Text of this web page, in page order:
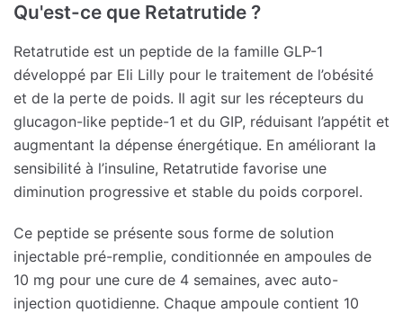
Qu'est-ce que Retatrutide ?
Retatrutide est un peptide de la famille GLP-1
développé par Eli Lilly pour le traitement de l’obésité
et de la perte de poids. Il agit sur les récepteurs du
glucagon-like peptide-1 et du GIP, réduisant l’appétit et
augmentant la dépense énergétique. En améliorant la
sensibilité à l’insuline, Retatrutide favorise une
diminution progressive et stable du poids corporel.
Ce peptide se présente sous forme de solution
injectable pré-remplie, conditionnée en ampoules de
10 mg pour une cure de 4 semaines, avec auto-
injection quotidienne. Chaque ampoule contient 10